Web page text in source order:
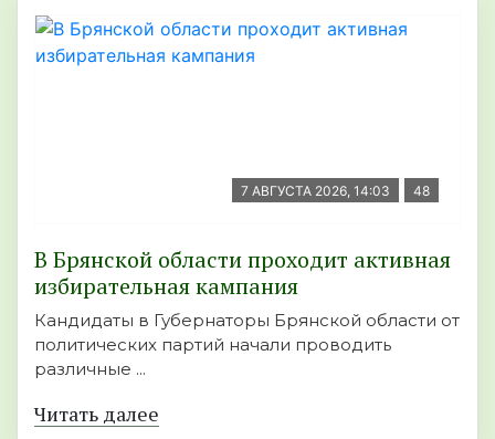
7 АВГУСТА 2026, 14:03 48
В Брянской области проходит активная
избирательная кампания
Кандидаты в Губернаторы Брянской области от
политических партий начали проводить
различные ...
Читать далее